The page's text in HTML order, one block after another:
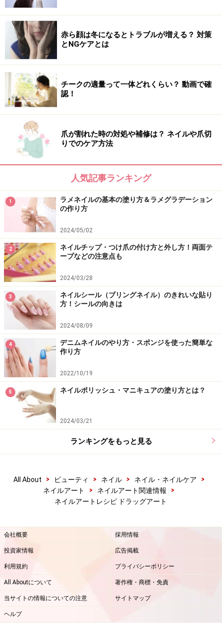
赤ら顔は冬になるとトラブルが増える？ 対策
とNGケアとは
チークの適量って一体どれくらい？ 動画で確
認！
爪が割れた時の対処や補修は？ ネイルや爪切
りでのケア方法
人気記事ランキング
1
ラメネイルの基本の塗り方＆ラメグラデーション
の作り方
2024/05/02
2
ネイルチップ・つけ爪の付け方と外し方！両面テ
ープなどの注意点も
2024/03/28
3
ネイルシール（ブリングネイル）のきれいな貼り
方！シールの向きは
2024/08/09
4
デニムネイルのやり方・スポンジを使った簡単な
作り方
2022/10/19
5 ネイルポリッシュ・マニキュアの塗り方とは？
2024/03/21
ランキングをもっと見る
All About > ビューティ > ネイル > ネイル・ネイルケア
>
ネイルアート
> ネイルアート関連情報
>
ネイルアートレシピ ドラッグアート
会社概要 採用情報
投資家情報 広告掲載
利用規約 プライバシーポリシー
All Aboutについて 著作権・商標・免責
当サイトの情報についての注意 サイトマップ
ヘルプ